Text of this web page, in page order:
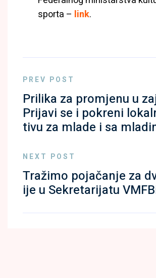
sporta – link.
PREV POST
Prilika za promjenu u
Prijavi se i pokreni
tivu za mlade i sa
NEXT POST
Tražimo pojačanje za
ije u Sekretarijatu